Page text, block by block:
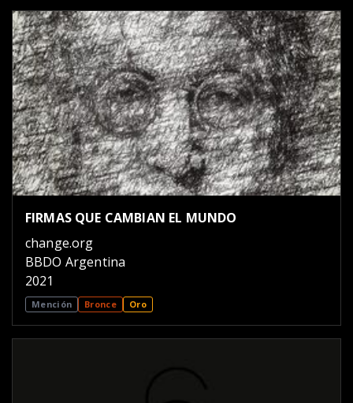
FIRMAS QUE CAMBIAN EL MUNDO
change.org
BBDO Argentina
2021
Mención Bronce Oro